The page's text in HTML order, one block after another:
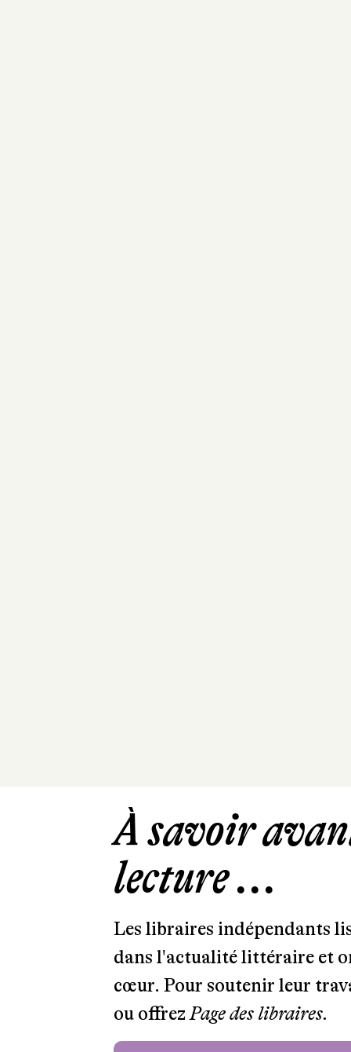
À savoir
lecture ...
Les libraires indépendants
dans l'actualité littéraire et
cœur. Pour soutenir leur
ou offrezPage des libraires.